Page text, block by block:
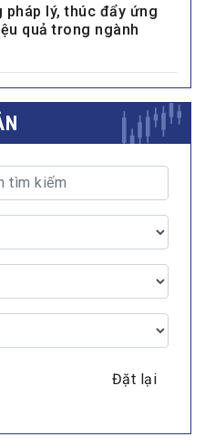
pháp lý, thúc đẩy ứng
quả trong ngành
Đặt lại